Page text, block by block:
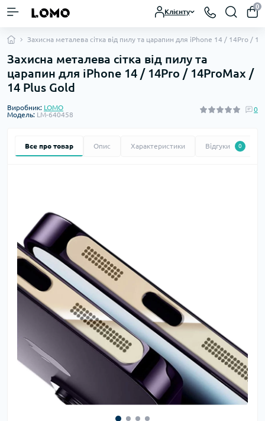
Клієнту
0
Захисна металева сітка від пилу та царапин для iPhone 14 / 14Pro /
Захисна металева сітка від пилу та
царапин для iPhone 14 / 14Pro / 14ProMax /
14 Plus Gold
Виробник: LOMO
Модель: LM-640458
0
Все про товар Опис Характеристики Відгуки 0